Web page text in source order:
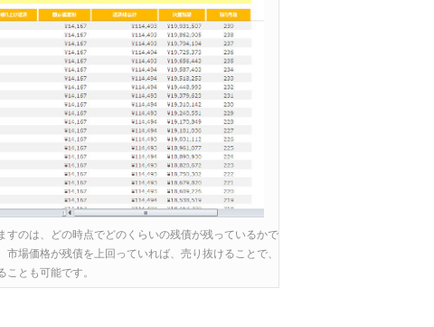
のは、どの時点でどのくらいの残債が残っているかで
場価格が残債を上回っていれば、売り抜けることで、
ことも可能です。